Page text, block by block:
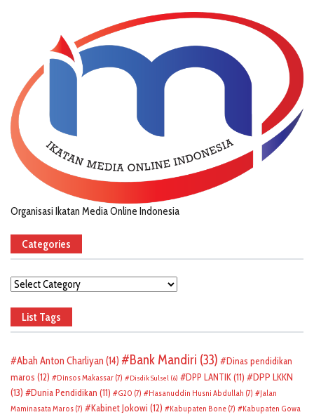
Organisasi Ikatan Media Online Indonesia
Categories
Categories
List Tags
Abah Anton Charliyan (14) Bank Mandiri (33)
Dinas pendidikan
maros (12) Dinsos Makassar (7) Disdik Sulsel (6) DPP LANTIK(11)
DPP LKKN
(13)
Dunia Pendidikan (11) G20 (7) Hasanuddin Husni Abdullah (7)
Jalan
Maminasata Maros (7) Kabinet Jokowi (12) Kabupaten Bone (7) Kabupaten Gowa